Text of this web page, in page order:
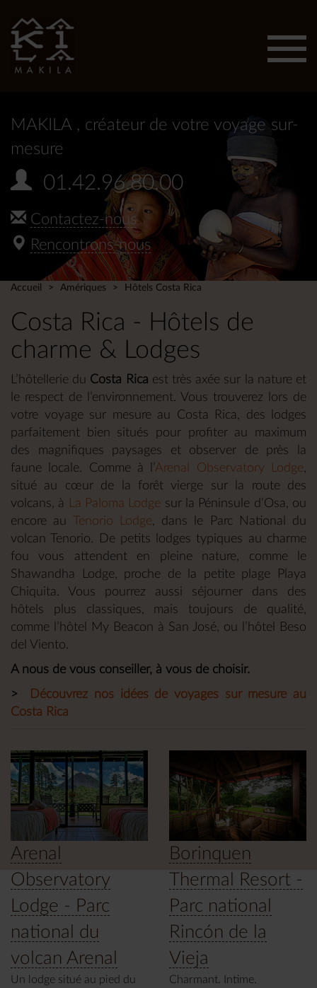
MAKILA , créateur de votre voyage sur-
mesure
01.42.96.80.00
Contactez-nous
Rencontrons-nous
Accueil Amériques Hôtels Costa Rica
Costa Rica - Hôtels de
charme & Lodges
L’hôtellerie du Costa Rica est très axée sur la nature et
le respect de l’environnement. Vous trouverez lors de
votre voyage sur mesure au Costa Rica, des lodges
parfaitement bien situés pour profiter au maximum
des magnifiques paysages et observer de près la
faune locale. Comme à l’Arenal Observatory Lodge,
situé au cœur de la forêt vierge sur la route des
volcans, à
La Paloma Lodge sur la Péninsule d’Osa, ou
encore au
Tenorio Lodge, dans le Parc National du
volcan Tenorio. De petits lodges typiques au charme
fou vous attendent en pleine nature, comme le
Shawandha Lodge, proche de la petite plage Playa
Chiquita. Vous pourrez aussi séjourner dans des
hôtels plus classiques, mais toujours de qualité,
comme l’hôtel My Beacon à San José, ou l’hôtel Beso
del Viento.
A nous de vous conseiller, à vous de choisir.
>
Découvrez nos idées de voyages sur mesure au
Costa Rica
Arenal
Observatory
Lodge - Parc
national du
volcan Arenal
Un lodge situé au pied du
Borinquen
Thermal Resort -
Parc national
Rincón de la
Vieja
Charmant. Intime.